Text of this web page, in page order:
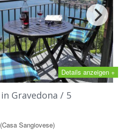
Details anzeigen +
Gravedona / 5
Sangiovese)